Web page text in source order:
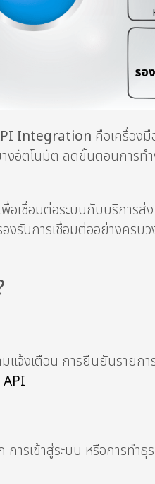
Integration คือเครื่อง
งอัตโนมัติ ลดขั้นตอนการท
พื่อเชื่อมต่อระบบกับบริการส่
รับการเชื่อมต่ออย่างครบ
แจ้งเตือน การยืนยันรายก
API
รเข้าสู่ระบบ หรือการทำธุ